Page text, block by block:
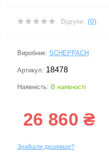
‹ Відгуки: (0)
Виробник: SCHEPPACH
Артикул: 18478
Наявність: В наявності
26 860 ₴
Знайшли дешевше?